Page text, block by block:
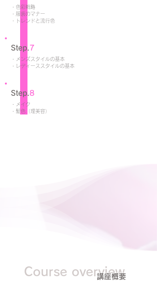
・色彩戦略
・服装のマナー
・トレンドと流行色
Step.7
・メンズスタイルの基本
・レディーススタイルの基本
Step.8
・メイク
・髪色（理美容）
Course overview
講座概要